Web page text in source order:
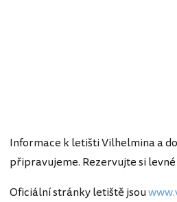
Informace k letišti Vilhelmina a
připravujeme. Rezervujte si
Oficiální stránky letiště jsou